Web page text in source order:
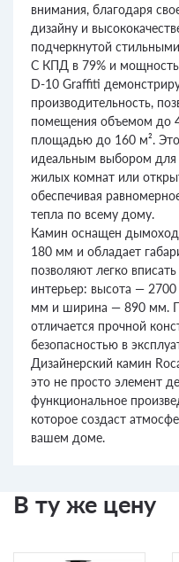
внимания, благодаря
дизайну и
подчеркнутой
С КПД в 79% и
D-10 Graffiti
производительность,
помещения объемом до
площадью до 160 м².
идеальным выбором для
жилых комнат или
обеспечивая
тепла по всему дому.
Камин оснащен
180 мм и обладает
позволяют легко
интерьер: высота —
мм и ширина — 890 мм.
отличается прочной
безопасностью в
Дизайнерский камин
это не просто элемент
функциональное
которое создаст
вашем доме.
В ту же цену